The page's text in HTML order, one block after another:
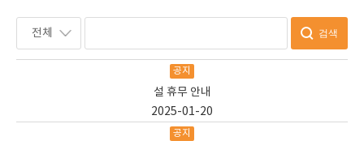
전체 검색
공지
설 휴무 안내
2025-01-20
공지